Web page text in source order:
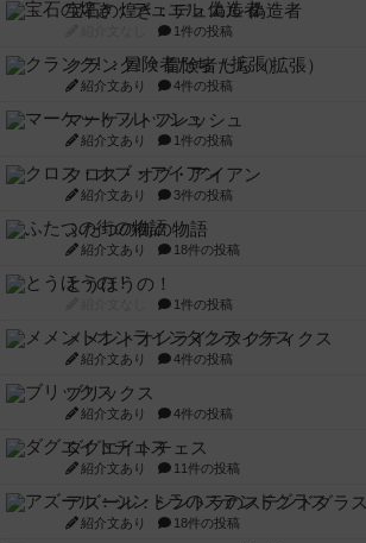
宝石の煌き：デュエル 偽造者
1件の投稿
クランク! ：冒険者たち（拡張）
紹介文あり 4件の投稿
マーケットフレッシュ
紹介文あり 1件の投稿
クロス・オブ・アイアン
紹介文あり 3件の投稿
ふたつの街の物語
紹介文あり 18件の投稿
とうほうの！
1件の投稿
メメントオンラインタクティクス
紹介文あり 4件の投稿
ブリックス
紹介文あり 4件の投稿
ダグエイトチェス
紹介文あり 11件の投稿
アズール：シントラのステンドグラス
紹介文あり 18件の投稿